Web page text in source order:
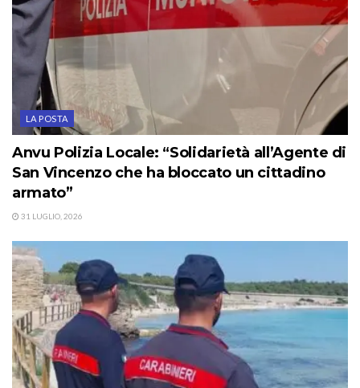
LA POSTA
Anvu Polizia Locale: “Solidarietà all’Agente di
San Vincenzo che ha bloccato un cittadino
armato”
31 LUGLIO, 2026